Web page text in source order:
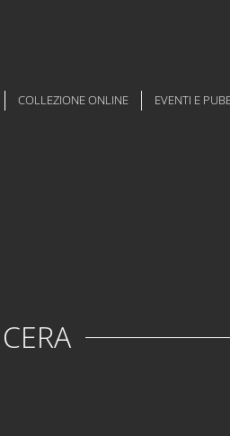
COLLEZIONE ONLINE EVENTI E